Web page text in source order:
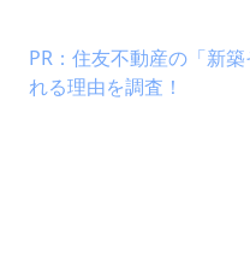
PR：住友不動産の「新
れる理由を調査！